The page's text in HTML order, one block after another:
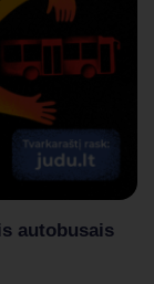
autobusais